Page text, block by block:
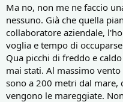
Ma no, non me ne faccio
nessuno. Già che quella
collaboratore aziendale,
voglia e tempo di
Qua picchi di freddo e
mai stati. Al massimo
sono a 200 metri dal mare,
vengono le mareggiate.